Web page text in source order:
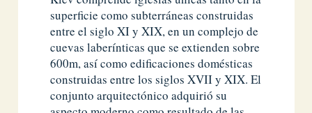
superficie como subterráneas construidas
entre el siglo XI y XIX, en un complejo de
cuevas laberínticas que se extienden sobre
600m, así como edificaciones domésticas
construidas entre los siglos XVII y XIX. El
conjunto arquitectónico adquirió su